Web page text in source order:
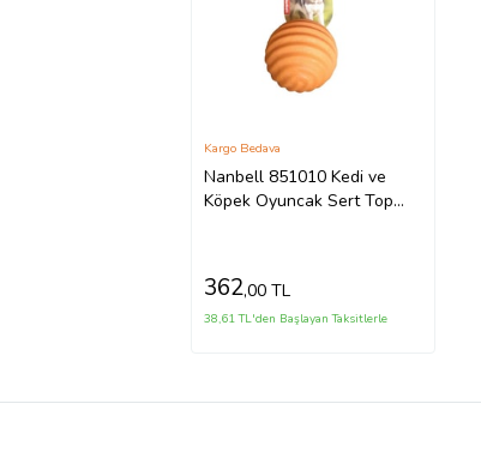
Nanbell 851010 Kedi ve
Köpek Oyuncak Sert Top
Kargo Bedava
362,00 TL
38,61 TL'den Başlayan Taksitlerle